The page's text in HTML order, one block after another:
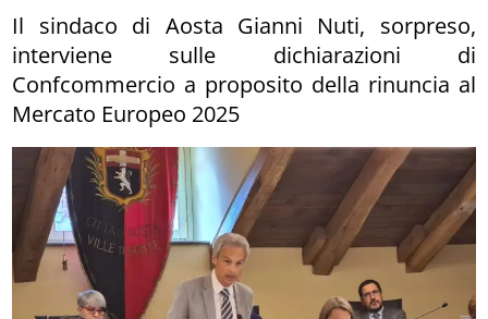
Il sindaco di Aosta Gianni Nuti, sorpreso,
interviene sulle dichiarazioni di
Confcommercio a proposito della rinuncia al
Mercato Europeo 2025